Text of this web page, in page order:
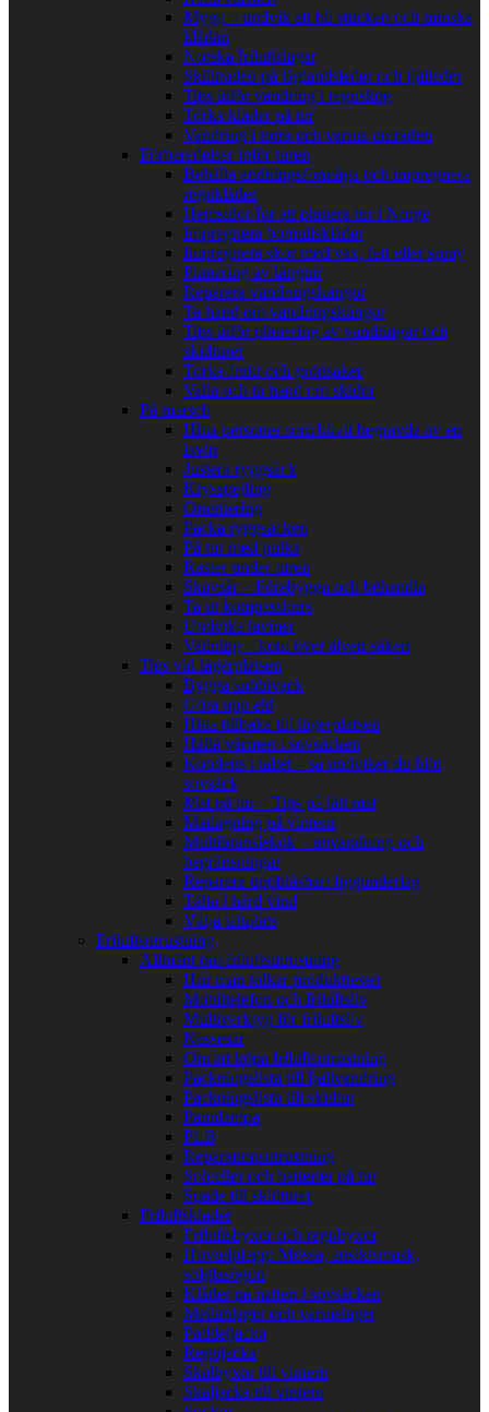
Mygg – undvik att bli stucken och minska
klådan
Norska friluftslagar
Skillnaden på låglandsleder och fjälleder
Tips inför vandring i regnskog
Torka kläder på tur
Vandring i torra och varma områden
Förberedelser inför turen
Behålla andningsförmåga och impregnera
regnkläder
Hemsidor för att planera tur i Norge
Impregnera bomullskläder
Impregnera skor med vax, fett eller spray
Planering av långtur
Reparera vandringskängor
Ta hand om vandringskängor
Tips inför planering av vandringar och
skidturer
Torka frukt och grönsaker
Valla och ta hand om skidor
På marsch
Hitta personer som blivit begravda av en
lavin
Justera ryggsäck
Krysspejling
Orientering
Packa ryggsäcken
På tur med pulka
Raster under turen
Skavsår – Förebygga och behandla
Ta ut kompasskurs
Undvika laviner
Vadning – kom över älven säkert
Tips vid lägerplatsen
Bygga snöbivack
Göra upp eld
Hitta tillbaka till lägerplatsen
Hålla värmen i sovsäcken
Kondens i tältet – så undviker du blöt
sovsäck
Mat på tur – Tips på lätt mat
Matlagning på vintern
Multibränslekök – användning och
begränsningar
Reparera uppblåsbart liggunderlag
Tälta i hård vind
Välja tältplats
Friluftsutrustning
Allmänt om friluftsutrustning
Hur man tolkar produkttester
Mobiltelefon och friluftsliv
Multiverktyg för friluftsliv
Nessesär
Om att köpa friluftsutrustning
Packningslista till fjällvandring
Packningslista till skidtur
Pannlampa
PLB
Reparationsutrustning
Solceller och batterier på tur
Spade till skidturer
Friluftskläder
Friluftsbyxor och regnbyxor
Huvudplagg: Mössa, ansiktsmask,
solglasögon
Kläder på natten i sovsäcken
Mellanlager och värmelager
Paddeljacka
Regnjacka
Skalbyxor till vintern
Skaljacka till vintern